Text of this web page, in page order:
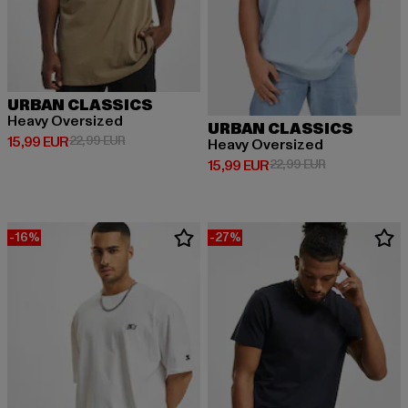
URBAN CLASSICS
Heavy Oversized
15,99 EUR
Derzeitiger Preis: 15,99 EUR
22,99 EURAktionspreis: 22,99 EUR
URBAN CLASSICS
Heavy Oversized
15,99 EUR
Derzeitiger Preis: 15,99 EUR
22,99 EURAktionspreis:
-16% -27%